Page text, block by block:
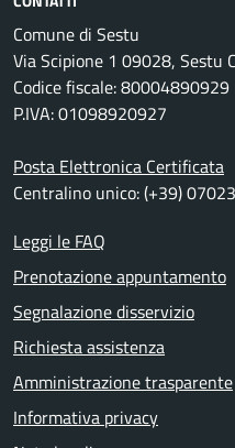
Comune di Sestu
Via Scipione 1 09028, Sestu
Codice fiscale: 80004890929
P.IVA: 01098920927
Posta Elettronica Certificata
Centralino unico: (+39)
Leggi le FAQ
Prenotazione appuntamento
Segnalazione disservizio
Richiesta assistenza
Amministrazione trasparente
Informativa privacy